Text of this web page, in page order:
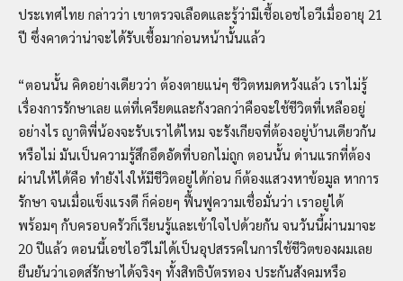
ประเทศไทย กล่าวว่า เขาตรวจเลือดและรู้ว่ามีเชื้อเอชไอวีเมื่ออายุ 21
ปี ซึ่งคาดว่าน่าจะได้รับเชื้อมาก่อนหน้านั้นแล้ว
“ตอนนั้น คิดอย่างเดียวว่า ต้องตายแน่ๆ ชีวิตหมดหวังแล้ว เราไม่รู้
เรื่องการรักษาเลย แต่ที่เครียดและกังวลกว่าคือจะใช้ชีวิตที่เหลืออยู่
อย่างไร ญาติพี่น้องจะรับเราได้ไหม จะรังเกียจที่ต้องอยู่บ้านเดียวกัน
หรือไม่ มันเป็นความรู้สึกอึดอัดที่บอกไม่ถูก ตอนนั้น ด่านแรกที่ต้อง
ผ่านให้ได้คือ ทำยังไงให้มีชีวิตอยู่ได้ก่อน ก็ต้องแสวงหาข้อมูล หาการ
รักษา จนเมื่อแข็งแรงดี ก็ค่อยๆ ฟื้นฟูความเชื่อมั่นว่า เราอยู่ได้
พร้อมๆ กับครอบครัวก็เรียนรู้และเข้าใจไปด้วยกัน จนวันนี้ผ่านมาจะ
20 ปีแล้ว ตอนนี้เอชไอวีไม่ได้เป็นอุปสรรคในการใช้ชีวิตของผมเลย
ยืนยันว่าเอดส์รักษาได้จริงๆ ทั้งสิทธิบัตรทอง ประกันสังคมหรือ